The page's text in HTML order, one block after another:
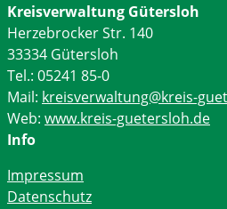
Kreisverwaltung Gütersloh
Herzebrocker Str. 140
33334 Gütersloh
Tel.: 05241 85-0
Mail: kreisverwaltung@kreis-
Web: www.kreis-guetersloh.de
Info
Impressum
Datenschutz